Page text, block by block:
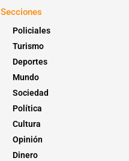
Secciones
Policiales
Turismo
Deportes
Mundo
Sociedad
Política
Cultura
Opinión
Dinero